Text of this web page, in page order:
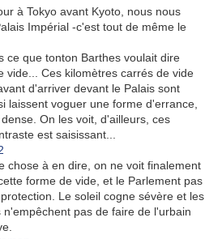
à Tokyo avant Kyoto, nous nous
Impérial -c'est tout de même le
ce que tonton Barthes voulait dire
vide... Ces kilomètres carrés de vide
d'arriver devant le Palais sont
laissent voguer une forme d'errance,
On les voit, d'ailleurs, ces
est saisissant...
chose à en dire, on ne voit finalement
forme de vide, et le Parlement pas
Le soleil cogne sévère et les
pas de faire de l'urbain